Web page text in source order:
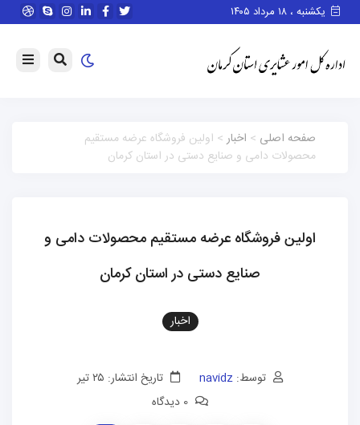
یکشنبه ، ۱۸ مرداد ۱۴۰۵
صفحه اصلی > اخبار> اولین فروشگاه عرضه مستقیم
محصولات دامی و صنایع دستی در استان کرمان
اولین فروشگاه عرضه مستقیم محصولات دامی و
صنایع دستی در استان کرمان
اخبار
توسط: navidz
تاریخ انتشار: ۲۵ تیر